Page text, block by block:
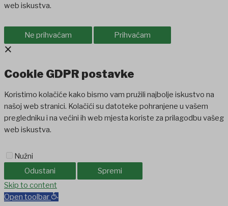
web iskustva.
Ne prihvaćam Prihvaćam
×
Cookie GDPR postavke
Koristimo kolačiće kako bismo vam pružili najbolje iskustvo na
našoj web stranici. Kolačići su datoteke pohranjene u vašem
pregledniku i na većini ih web mjesta koriste za prilagodbu vašeg
web iskustva.
Nužni
Odustani
Spremi
Skip to content
Open toolbar